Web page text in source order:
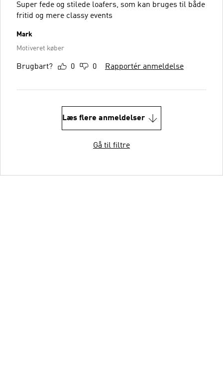
Super fede og stilede loafers, som kan bruges til både
fritid og mere classy events
Mark
Motiveret køber
Brugbart? 0 0 Rapportér anmeldelse
Læs flere anmeldelser
Gå til filtre